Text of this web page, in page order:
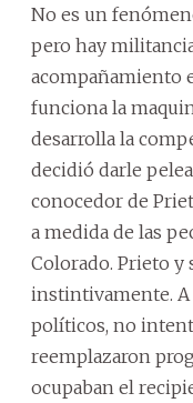
No es un
pero hay
acompañamiento
funciona la
desarrolla la
decidió darle
conocedor de
a medida de las
Colorado. Prieto
instintivamente. A
políticos, no
reemplazaron
ocupaban el